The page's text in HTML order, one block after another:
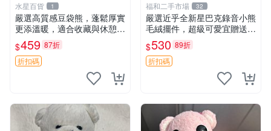
水星百貨 1
嚴選高質感豆袋熊，蓬鬆厚實
更添溫暖，適合收藏與休憩。
前胸填充飽滿，背部亦具優雅
設計。 豆袋熊 保暖 溫柔 蓬
松
$459 87折
折扣碼
福和二手市場 32
嚴選近乎全新星巴克錄音小熊
毛絨擺件，超級可愛宜贈送掛
飾 錄音小熊 毛絨擺件 贈品
$530 89折
折扣碼